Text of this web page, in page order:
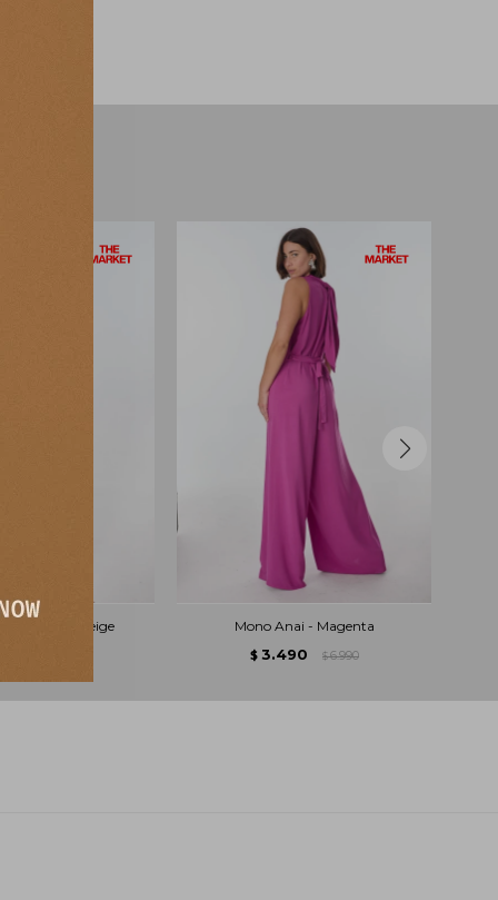
Cocota - Beige Mono Anai - Magenta
$ 3.490 $ 6.990